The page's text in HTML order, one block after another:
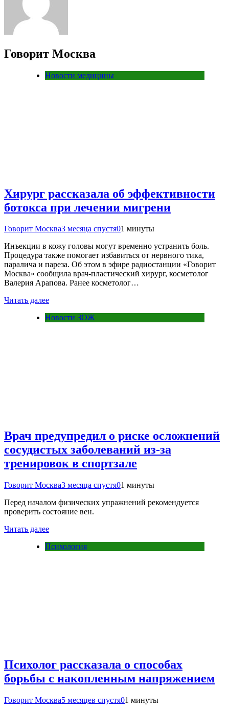
Говорит Москва
Новости медицины
Хирург рассказала об эффективности
ботокса при лечении мигрени
Говорит Москва3 месяца спустя01 минуты
Инъекции в кожу головы могут временно устранить боль.
Процедура также помогает избавиться от нервного тика,
паралича и пареза. Об этом в эфире радиостанции «Говорит
Москва» сообщила врач-пластический хирург, косметолог
Валерия Арапова. Ранее косметолог…
Читать далее
Новости ЗОЖ
Врач предупредил о риске осложнений
сосудистых заболеваний из-за
тренировок в спортзале
Говорит Москва3 месяца спустя01 минуты
Перед началом физических упражнений рекомендуется
проверить состояние вен.
Читать далее
Психология
Психолог рассказала о способах
борьбы с накопленным напряжением
Говорит Москва5 месяцев спустя01 минуты